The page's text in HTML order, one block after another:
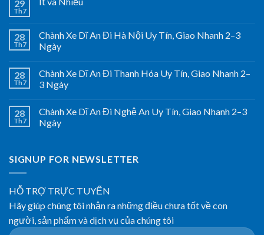
29
Th7
28
Th7
Chành Xe Dĩ An Đi Hà Nội Uy Tín, Giao Nhanh 2–3
Ngày
28
Th7
Chành Xe Dĩ An Đi Thanh Hóa Uy Tín, Giao Nhanh 2–
3 Ngày
28
Th7
Chành Xe Dĩ An Đi Nghệ An Uy Tín, Giao Nhanh 2–3
Ngày
SIGNUP FOR NEWSLETTER
HỖ TRỢ TRỰC TUYẾN
Hãy giúp chúng tôi nhận ra những điều chưa tốt về con
người, sản phẩm và dịch vụ của chúng tôi